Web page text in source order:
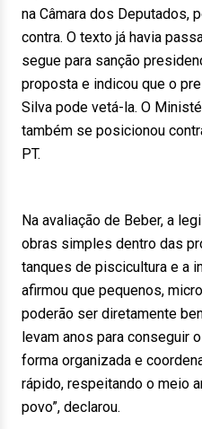
na Câmara dos Deputados,
contra. O texto já havia
segue para sanção
proposta e indicou que o
Silva pode vetá-la. O
também se posicionou
PT.
Na avaliação de Beber, a
obras simples dentro das
tanques de piscicultura e a
afirmou que pequenos,
poderão ser diretamente
levam anos para conseguir
forma organizada e
rápido, respeitando o meio
povo”, declarou.